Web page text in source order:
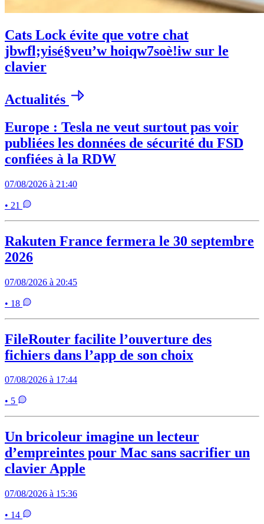
Cats Lock évite que votre chat
jbwfl;yisé§veu’w hoiqw7soè!iw sur le
clavier
Actualités
Europe : Tesla ne veut surtout pas voir
publiées les données de sécurité du FSD
confiées à la RDW
07/08/2026 à 21:40
• 21
Rakuten France fermera le 30 septembre
2026
07/08/2026 à 20:45
• 18
FileRouter facilite l’ouverture des
fichiers dans l’app de son choix
07/08/2026 à 17:44
• 5
Un bricoleur imagine un lecteur
d’empreintes pour Mac sans sacrifier un
clavier Apple
07/08/2026 à 15:36
• 14